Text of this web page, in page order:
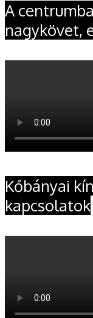
A
nagykövet,
Kőbányai
kapcsolatok